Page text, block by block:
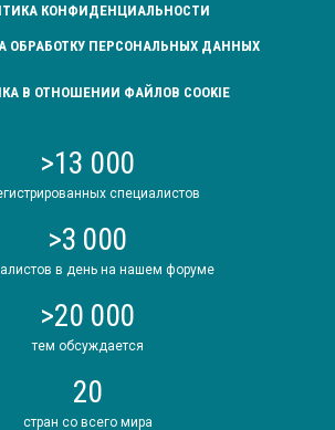
КОНФИДЕНЦИАЛЬНОСТИ
ОБРАБОТКУ ПЕРСОНАЛЬНЫХ ДАННЫХ
В ОТНОШЕНИИ ФАЙЛОВ COOKIE
>13 000
специалистов
>3 000
в день на нашем форуме
>20 000
тем обсуждается
20
стран со всего мира